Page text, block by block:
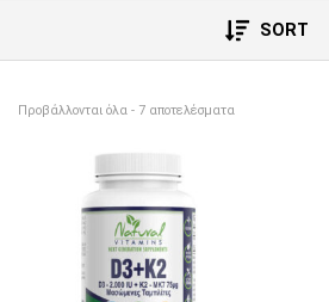
SORT
Προβάλλονται όλα - 7 αποτελέσματα
Αυτό το προϊόν έχει